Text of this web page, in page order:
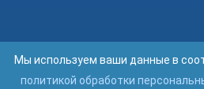
Мы используем ваши данные в
политикой обработки